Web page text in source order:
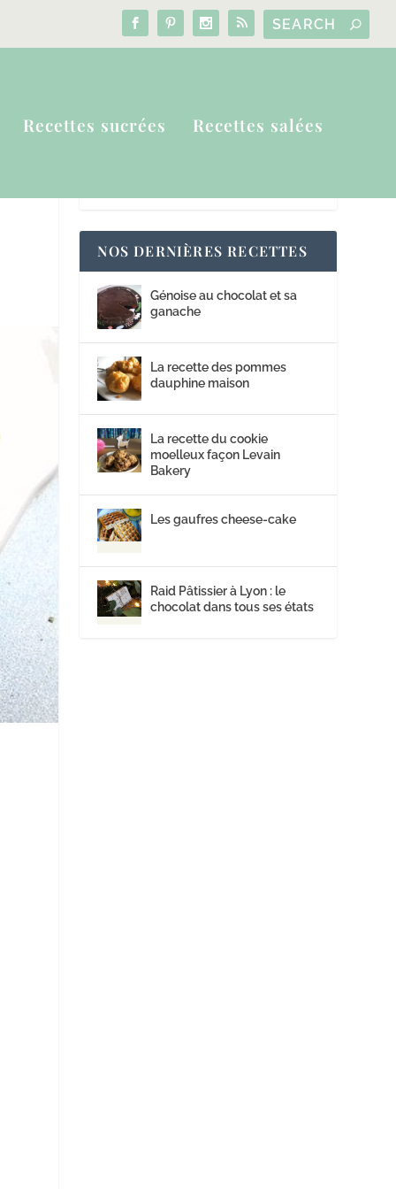
Recettes sucrées Recettes salées
NOS DERNIÈRES RECETTES
Génoise au chocolat et sa
ganache
La recette des pommes
dauphine maison
La recette du cookie
moelleux façon Levain
Bakery
Les gaufres cheese-cake
Raid Pâtissier à Lyon : le
chocolat dans tous ses états